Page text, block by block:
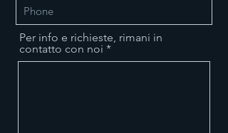
Per info e richieste, rimani in
contatto con noi